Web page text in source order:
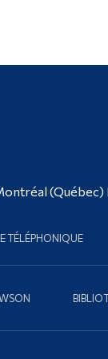
(Québec)
TÉLÉPHONIQUE